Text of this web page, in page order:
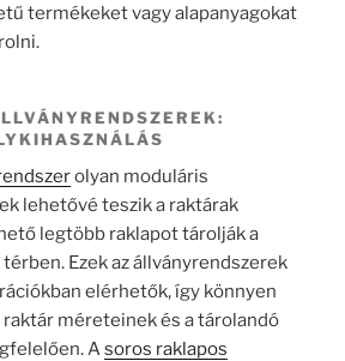
termékeket vagy alapanyagokat
olyan moduláris
lehetővé teszik a raktárak
legtöbb raklapot tárolják a
Ezek az állványrendszerek
elérhetők, így könnyen
méreteinek és a tárolandó
A soros raklapos